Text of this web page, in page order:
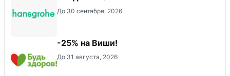
До 30 сентября, 2026
-25% на Виши!
До 31 августа, 2026